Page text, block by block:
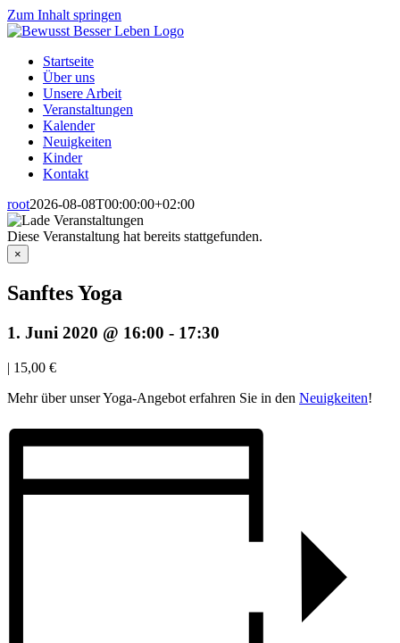
Zum Inhalt springen
Startseite
Über uns
Unsere Arbeit
Veranstaltungen
Kalender
Neuigkeiten
Kinder
Kontakt
root2026-08-08T00:00:00+02:00
Diese Veranstaltung hat bereits stattgefunden.
×
Sanftes Yoga
1. Juni 2020 @ 16:00 - 17:30
| 15,00 €
Mehr über unser Yoga-Angebot erfahren Sie in den Neuigkeiten!